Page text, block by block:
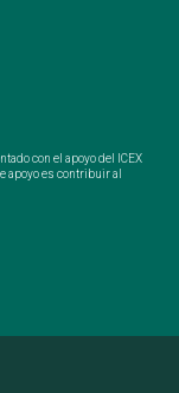
con el apoyo del ICEX
apoyo es contribuir al